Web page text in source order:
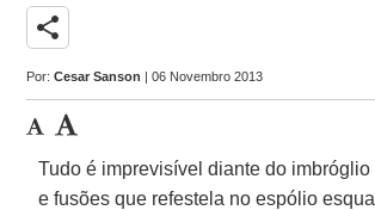
share
Por:Cesar Sanson | 06 Novembro 2013
Tudo é imprevisível diante do
e fusões que refestela no espólio